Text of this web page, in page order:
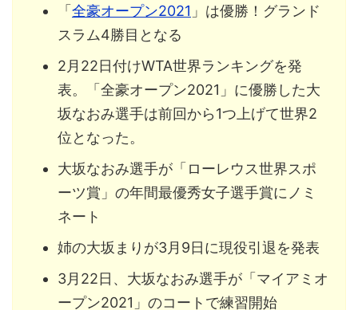
「 全豪オープン2021 」は優勝！グランド
スラム4勝目となる
2月22日付けWTA世界ランキングを発
表。「全豪オープン2021」に優勝した大
坂なおみ選手は前回から1つ上げて世界2
位となった。
大坂なおみ選手が「ローレウス世界スポ
ーツ賞」の年間最優秀女子選手賞にノミ
ネート
姉の大坂まりが3月9日に現役引退を発表
3月22日、大坂なおみ選手が「マイアミオ
ープン2021」のコートで練習開始